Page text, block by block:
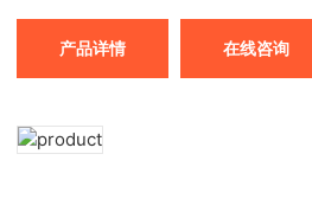
产品详情 在线咨询